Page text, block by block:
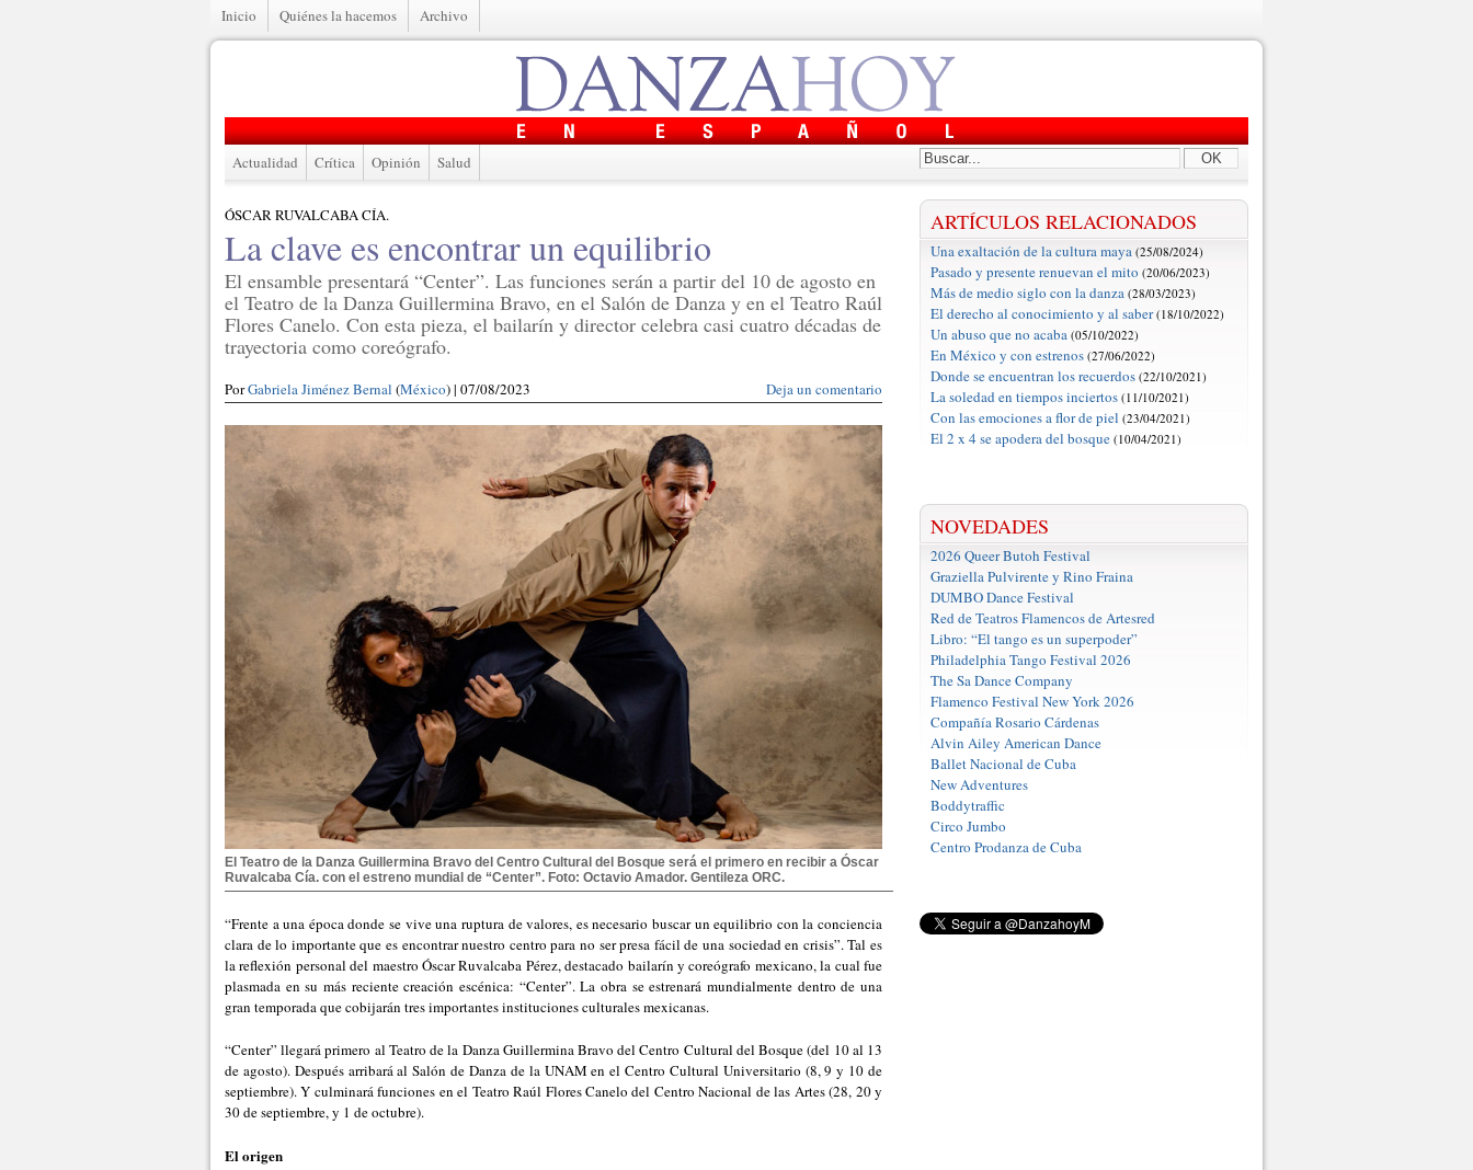
Inicio Quiénes la hacemos Archivo
OK
Actualidad Crítica Opinión Salud
ÓSCAR RUVALCABA CÍA.
La clave es encontrar un equilibrio
El ensamble presentará “Center”. Las funciones serán a partir del 10 de agosto en
el Teatro de la Danza Guillermina Bravo, en el Salón de Danza y en el Teatro Raúl
Flores Canelo. Con esta pieza, el bailarín y director celebra casi cuatro décadas de
trayectoria como coreógrafo.
Deja un comentario
PorGabriela Jiménez Bernal (México) | 07/08/2023
El Teatro de la Danza Guillermina Bravo del Centro Cultural del Bosque será el primero en recibir a Óscar
Ruvalcaba Cía. con el estreno mundial de “Center”. Foto: Octavio Amador. Gentileza ORC.
“Frente a una época donde se vive una ruptura de valores, es necesario buscar un equilibrio con la conciencia
clara de lo importante que es encontrar nuestro centro para no ser presa fácil de una sociedad en crisis”. Tal es
la reflexión personal del maestro Óscar Ruvalcaba Pérez, destacado bailarín y coreógrafo mexicano, la cual fue
plasmada en su más reciente creación escénica: “Center”. La obra se estrenará mundialmente dentro de una
gran temporada que cobijarán tres importantes instituciones culturales mexicanas.
“Center” llegará primero al Teatro de la Danza Guillermina Bravo del Centro Cultural del Bosque (del 10 al 13
de agosto). Después arribará al Salón de Danza de la UNAM en el Centro Cultural Universitario (8, 9 y 10 de
septiembre). Y culminará funciones en el Teatro Raúl Flores Canelo del Centro Nacional de las Artes (28, 20 y
30 de septiembre, y 1 de octubre).
El origen
ARTÍCULOS RELACIONADOS
Una exaltación de la cultura maya (25/08/2024)
Pasado y presente renuevan el mito (20/06/2023)
Más de medio siglo con la danza (28/03/2023)
El derecho al conocimiento y al saber(18/10/2022)
Un abuso que no acaba (05/10/2022)
En México y con estrenos (27/06/2022)
Donde se encuentran los recuerdos (22/10/2021)
La soledad en tiempos inciertos (11/10/2021)
Con las emociones a flor de piel (23/04/2021)
El 2 x 4 se apodera del bosque (10/04/2021)
NOVEDADES
2026 Queer Butoh Festival
Graziella Pulvirente y Rino Fraina
DUMBO Dance Festival
Red de Teatros Flamencos de Artesred
Libro: “El tango es un superpoder”
Philadelphia Tango Festival 2026
The Sa Dance Company
Flamenco Festival New York 2026
Compañía Rosario Cárdenas
Alvin Ailey American Dance
Ballet Nacional de Cuba
New Adventures
Boddytraffic
Circo Jumbo
Centro Prodanza de Cuba